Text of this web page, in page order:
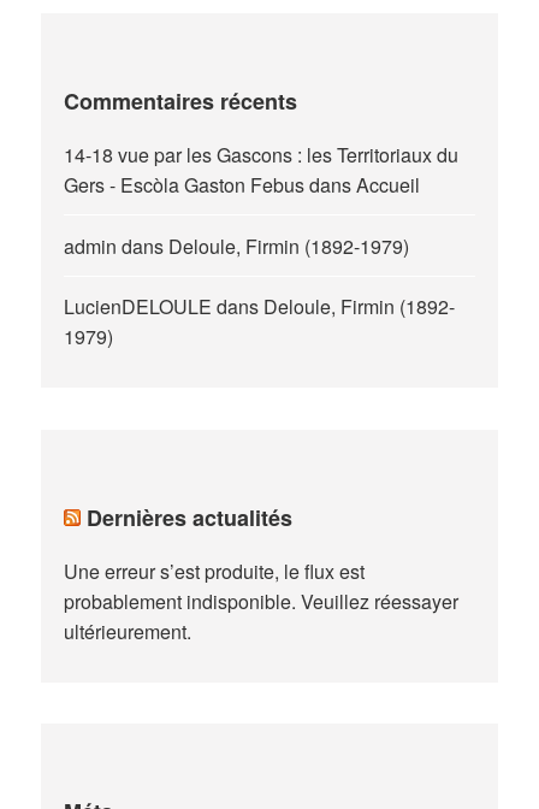
Commentaires récents
14-18 vue par les Gascons : les Territoriaux du
Gers - Escòla Gaston FebusdansAccueil
admin dans Deloule, Firmin (1892-1979)
LucienDELOULE dans Deloule, Firmin (1892-
1979)
Dernières actualités
Une erreur s’est produite, le flux est
probablement indisponible. Veuillez réessayer
ultérieurement.